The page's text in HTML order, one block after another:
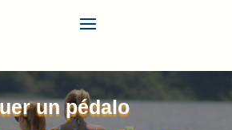
un pédalo